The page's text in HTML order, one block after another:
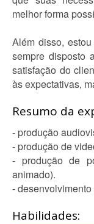
melhor forma
Além disso,
sempre disposto
satisfação do
às expectativas,
Resumo da
- produção
- produção de
- produção de
animado).
-
Habilidades: